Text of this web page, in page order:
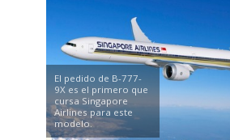
El pedido de B-777-
9X es el primero que
cursa Singapore
Airlines para este
modelo.